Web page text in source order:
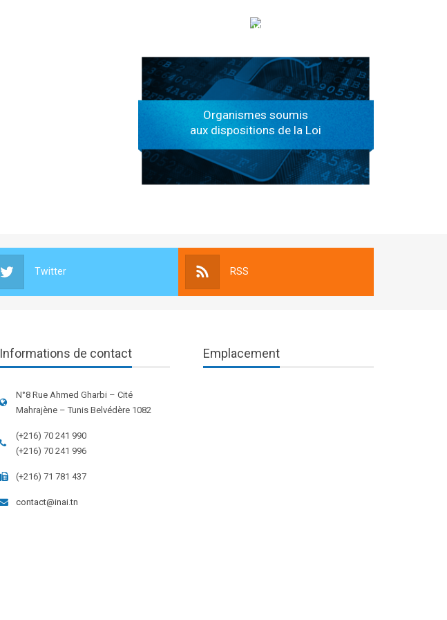
الهياكل الخاضعة لقانون النفاذ إلى المعلومة
Organismes soumis
aux dispositions de la Loi
Twitter RSS
Informations de contact
N°8 Rue Ahmed Gharbi – Cité
Mahrajène – Tunis Belvédère 1082
(+216) 70 241 990
(+216) 70 241 996
(+216) 71 781 437
contact@inai.tn
Emplacement